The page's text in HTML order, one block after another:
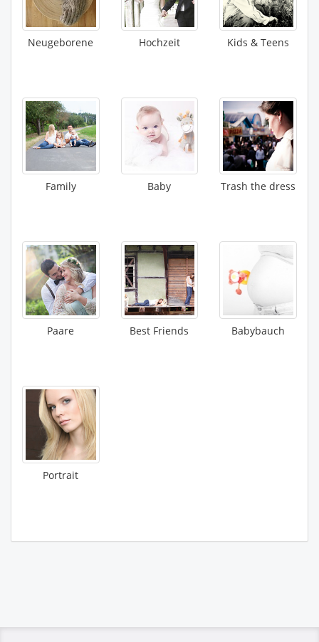
Neugeborene Hochzeit Kids & Teens
Family Baby Trash the dress
Paare Best Friends Babybauch
Portrait